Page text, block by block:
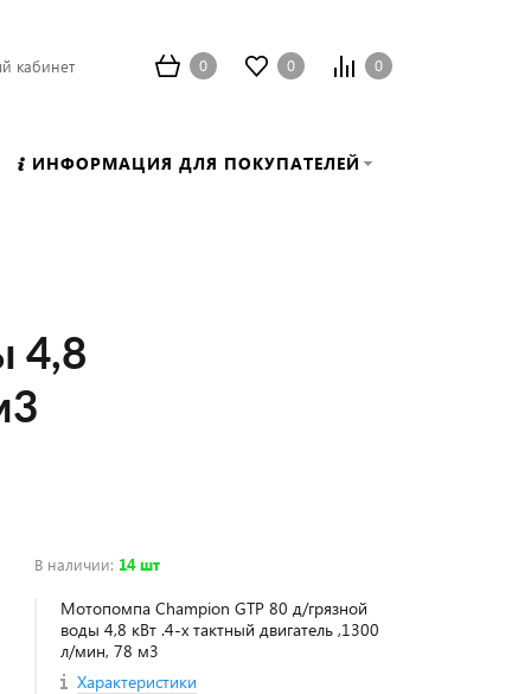
кабинет 0 0 0
ИНФОРМАЦИЯ ДЛЯ ПОКУПАТЕЛЕЙ
4,8
В наличии: 14 шт
Мотопомпа Champion GTP 80 д/грязной
воды 4,8 кВт .4-х тактный двигатель ,1300
л/мин, 78 м3
Характеристики